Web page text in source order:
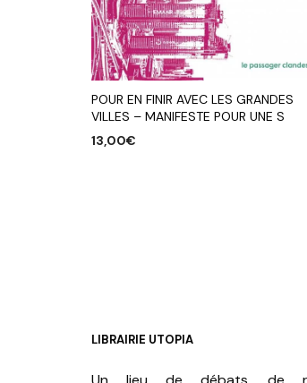
POUR EN FINIR AVEC LES GRANDES
VILLES – MANIFESTE POUR UNE S
13,00€
LIBRAIRIE UTOPIA